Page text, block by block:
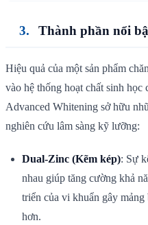
Thành phần nổi
Hiệu quả của một sản phẩm
vào hệ thống hoạt chất sinh học
Advanced Whitening sở hữu
nghiên cứu lâm sàng kỹ lưỡng:
Dual-Zinc (Kẽm kép): Sự
nhau giúp tăng cường khả
triển của vi khuẩn gây
hơn.